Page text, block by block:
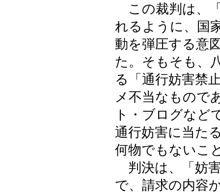
この裁判は、
れるように、国
動を弾圧する意
た。そもそも、
る「通行妨害禁
メ不当なもので
ト・ブログなど
通行妨害に当た
何物でもないこ
判決は、「妨
で、請求の内容